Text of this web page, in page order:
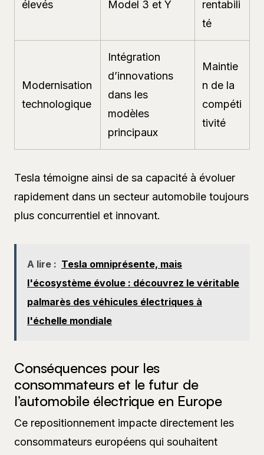
élevés
Model 3 et Y
rentabili
té
Modernisation
technologique
Intégration
d’innovations
dans les
modèles
principaux
Maintie
n de la
compéti
tivité
Tesla témoigne ainsi de sa capacité à évoluer
rapidement dans un secteur automobile toujours
plus concurrentiel et innovant.
A lire : Tesla omniprésente, mais
l'écosystème évolue : découvrez le véritable
palmarès des véhicules électriques à
l'échelle mondiale
Conséquences pour les
consommateurs et le futur de
l’automobile électrique en Europe
Ce repositionnement impacte directement les
consommateurs européens qui souhaitent